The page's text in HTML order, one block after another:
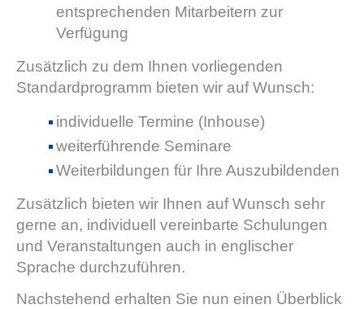
entsprechenden Mitarbeitern zur
Verfügung
Zusätzlich zu dem Ihnen vorliegenden
Standardprogramm bieten wir auf Wunsch:
individuelle Termine (Inhouse)
weiterführende Seminare
Weiterbildungen für Ihre Auszubildenden
Zusätzlich bieten wir Ihnen auf Wunsch sehr
gerne an, individuell vereinbarte Schulungen
und Veranstaltungen auch in englischer
Sprache durchzuführen.
Nachstehend erhalten Sie nun einen Überblick